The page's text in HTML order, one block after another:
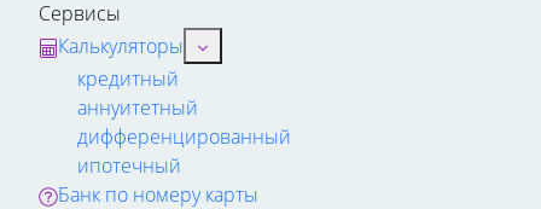
Сервисы
Калькуляторы
кредитный
аннуитетный
дифференцированный
ипотечный
Банк по номеру карты